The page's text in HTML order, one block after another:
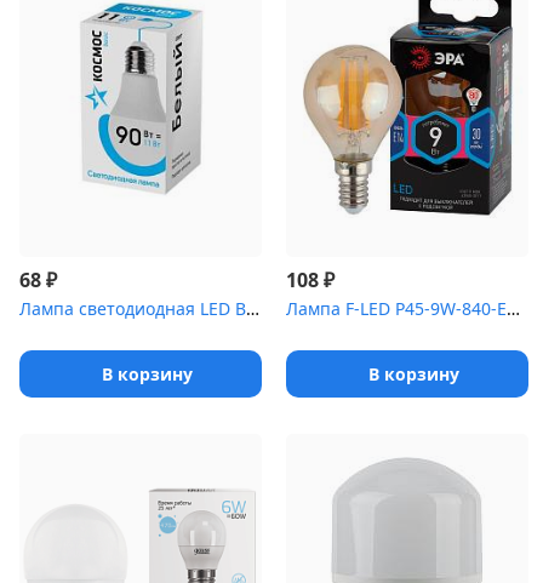
68₽
Лампа светодиодная LED BASIC A60 11Вт 220В E27 4500К КОСМОС LkecL...
В корзину
108₽
Лампа F-LED P45-9W-840-E14 gold ЭРА (филамент, шар золот, 9Вт, не...
В корзину